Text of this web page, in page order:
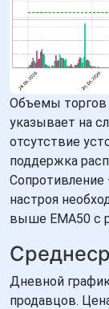
Объемы торгов
указывает на
отсутствие
поддержка
настроя
выше EMA50 с
Дневной
продавцов.